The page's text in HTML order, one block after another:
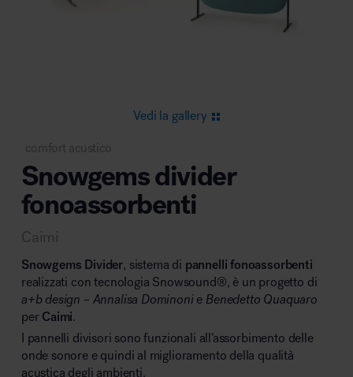
Area lounge e attesa
Area outdoor
Vedi la gallery
comfort acustico
Snowgems divider
fonoassorbenti
Caimi
Snowgems Divider, sistema di pannelli fonoassorbenti
realizzati con tecnologia Snowsound®, è un progetto di
a+b design – Annalisa Dominonie Benedetto Quaquaro
per Caimi.
I pannelli divisori sono funzionali all’assorbimento delle
onde sonore e quindi al miglioramento della qualità
acustica degli ambienti.